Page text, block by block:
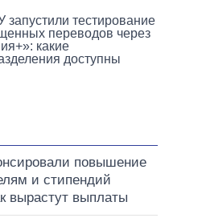
запустили тестирование
переводов через
какие
доступны
повышение
и стипендий
вырастут выплаты